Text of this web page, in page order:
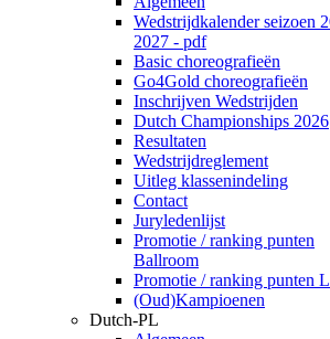
Wedstrijdkalender seizoen
2027 - pdf
Basic choreografieën
Go4Gold choreografieën
Inschrijven Wedstrijden
Dutch Championships 2026
Resultaten
Wedstrijdreglement
Uitleg klassenindeling
Contact
Juryledenlijst
Promotie / ranking punten
Ballroom
Promotie / ranking punten
(Oud)Kampioenen
Dutch-PL